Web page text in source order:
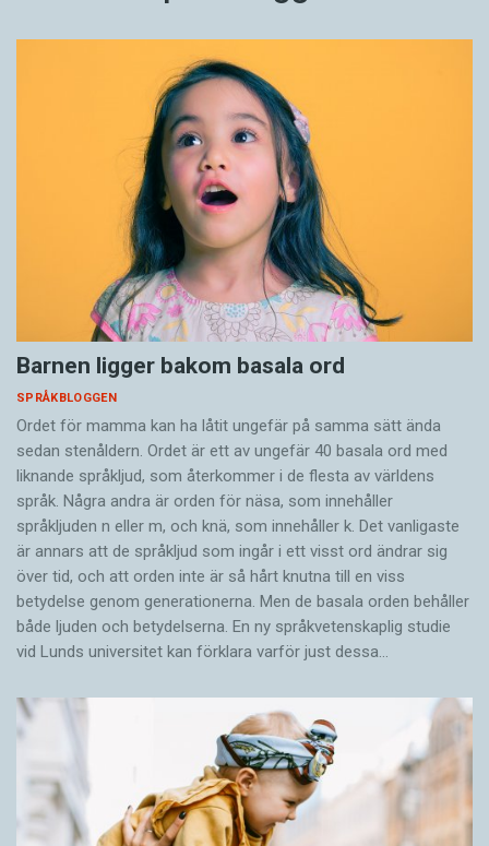
Barnen ligger bakom basala ord
SPRÅKBLOGGEN
Ordet för mamma kan ha låtit ungefär på samma sätt ända
sedan stenåldern. Ordet är ett av ungefär 40 basala ord med
liknande språkljud, som återkommer i de flesta av världens
språk. Några andra är orden för näsa, som innehåller
språkljuden n eller m, och knä, som innehåller k. Det vanligaste
är annars att de språkljud som ingår i ett visst ord ändrar sig
över tid, och att orden inte är så hårt knutna till en viss
betydelse genom generationerna. Men de basala orden behåller
både ljuden och betydelserna. En ny språkvetenskaplig studie
vid Lunds universitet kan förklara varför just dessa…